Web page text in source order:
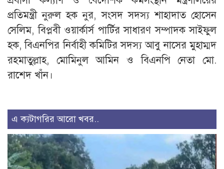
প্রতিমন্ত্রী নুরুল হক নুর, সংসদ সদস্য শাহাদাত হোসেন
সেলিম, বিপ্লবী ওয়ার্কার্স পার্টির সাধারণ সম্পাদক সাইফুল
হক, বিএনপির নির্বাহী কমিটির সদস্য আবু নাসের মুহাম্মদ
রহমাতুল্লাহ, মোমিনুল আমিন ও বিএনপি নেতা মো.
রাশেদ খাঁন।
এ ক্যটাগরির আরো খবর..